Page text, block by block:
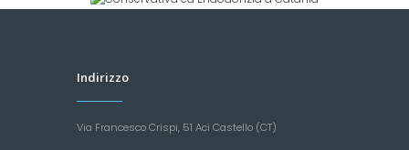
Indirizzo
Via Francesco Crispi, 51 Aci Castello (CT)